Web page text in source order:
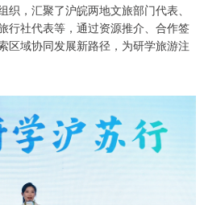
，汇聚了沪皖两地文旅部门代表、
行社代表等，通过资源推介、合作签
区域协同发展新路径，为研学旅游注